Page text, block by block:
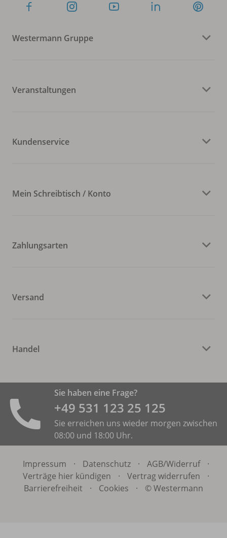
Westermann Gruppe
Veranstaltungen
Kundenservice
Mein Schreibtisch / Konto
Zahlungsarten
Versand
Handel
Sie haben eine Frage?
+49 531 ­123 25 125
Sie erreichen uns wieder morgen zwischen
08:00 und 18:00 Uhr.
Impressum · Datenschutz · AGB/Widerruf
·
Verträge hier kündigen
· Vertrag widerrufen
·
Barrierefreiheit
· Cookies · © Westermann